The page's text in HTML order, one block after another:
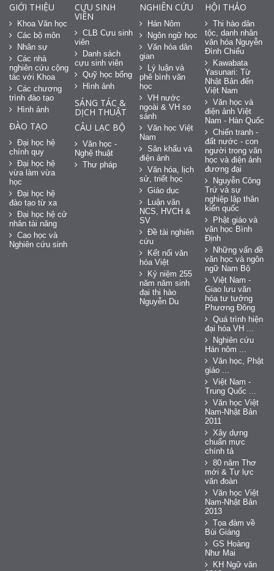
GIỚI THIỆU
Khoa Văn học
Các bộ môn
Nhân sự
Các nhà
nghiên cứu cộng
tác với Khoa
Các chương
trình đào tạo
Hình ảnh
ĐÀO TẠO
Đại học hệ
chính quy
Đại học hệ
vừa làm vừa
học
Đại học hệ
đào tạo từ xa
Đại học hệ cử
nhân tài năng
Cao học và
Nghiên cứu sinh
CỰU SINH
VIÊN
CLB Cựu sinh
viên
Danh sách
cựu sinh viên
Quỹ học bổng
Hình ảnh
SÁNG TÁC &
DỊCH THUẬT
CÂU LẠC BỘ
Văn học -
Nghệ thuật
Thư pháp
NGHIÊN CỨU
Hán Nôm
Ngôn ngữ học
Văn hóa dân
gian
Lý luận và
phê bình văn
học
VH nước
ngoài & VH so
sánh
Văn học Việt
Nam
Sân khấu và
điện ảnh
Văn hóa, lịch
sử, triết học
Giáo dục
Luận văn
NCS, HVCH &
SV
Đề tài nghiên
cứu
Kết nối văn
hóa Việt
Kỷ niệm 255
năm năm sinh
đại thi hào
Nguyễn Du
HỘI THẢO
Thi hào dân
tộc, danh nhân
văn hóa Nguyễn
Đình Chiểu
Kawabata
Yasunari: Từ
Nhật Bản đến
Việt Nam
Văn học và
điện ảnh Việt
Nam - Hàn Quốc
Chiến tranh -
đất nước - con
người trong văn
học và điện ảnh
đương đại
Nguyễn Công
Trứ và sự
nghiệp lập thân
kiến quốc
Phật giáo và
văn học Bình
Định
Những vấn đề
văn học và ngôn
ngữ Nam Bộ
Việt Nam -
Giao lưu văn
hóa tư tưởng
Phương Đông
Quá trình hiện
đại hóa VH ...
Nghiên cứu
Hán nôm ...
Văn học, Phật
giáo ...
Việt Nam -
Trung Quốc ...
Văn học Việt
Nam-Nhật Bản
2011
Xây dựng
chuẩn mực
chính tả
80 năm Thơ
mới & Tự lực
văn đoàn
Văn học Việt
Nam-Nhật Bản
2013
Tọa đàm về
Bùi Giáng
GS Hoàng
Như Mai
KH Ngữ văn